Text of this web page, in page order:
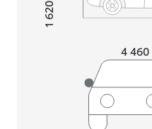
4 460
Height1 620